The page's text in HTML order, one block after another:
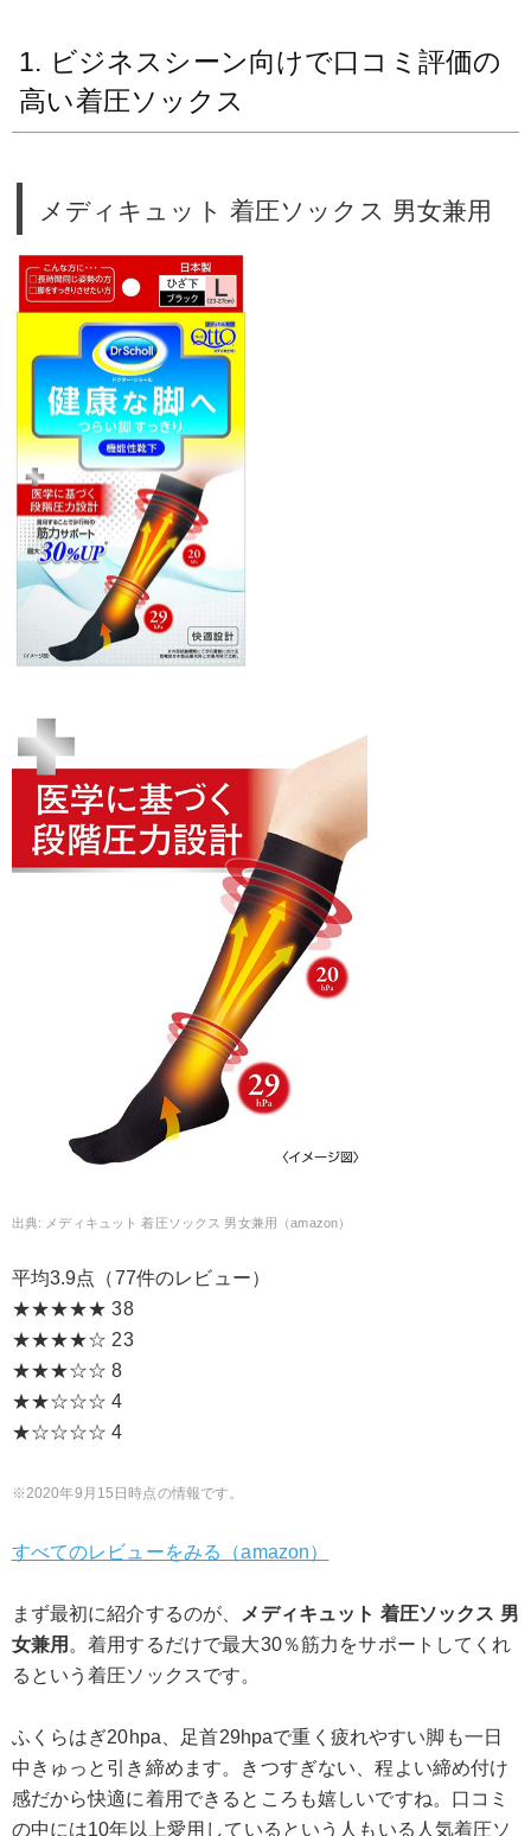
1. ビジネスシーン向けで口コミ評価の
高い着圧ソックス
メディキュット 着圧ソックス 男女兼用
メディキュット 着圧ソックス 男女兼用（amazon）
平均3.9点（77件のレビュー）
★★★★★ 38
★★★★☆ 23
★★★☆☆ 8
★★☆☆☆ 4
★☆☆☆☆ 4
2020年9月15日時点の情報です。
すべてのレビューをみる（amazon）
まず最初に紹介するのが、
メディキュット 着圧ソックス 男
女兼用 。着用するだけで最大30％筋力をサポートしてくれ
るという着圧ソックスです。
ふくらはぎ20hpa、足首29hpaで重く疲れやすい脚も一日
中きゅっと引き締めます。きつすぎない、程よい締め付け
感だから快適に着用できるところも嬉しいですね。口コミ
の中には10年以上愛用しているという人もいる人気着圧ソ